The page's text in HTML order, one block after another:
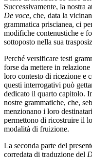
Successivamente, la nostra
De voce, che, data la
grammatica priscianea, ci
modifiche contenustiche e
sottoposto nella sua
Perché versificare testi
forse da mettere in
loro contesto di ricezione e
questi interrogativi può
dedicato il quarto capitolo.
nostre grammatiche, che,
menzionano i loro
permettono di ricostruire il
modalità di fruizione.
La seconda parte del
corredata di traduzione del